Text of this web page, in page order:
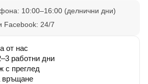
10:00–16:00 (делнични дни)
Facebook: 24/7
от нас
работни дни
с преглед
връщане